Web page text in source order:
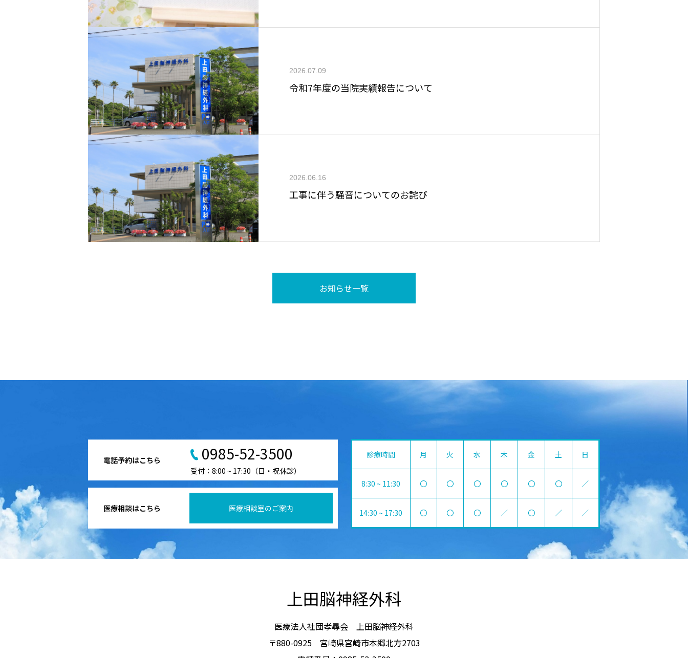
2026.07.09
令和7年度の当院実績報告について
2026.06.16
工事に伴う騒音についてのお詫び
お知らせ一覧
医療相談はこちら 医療相談室のご案内
電話予約はこちら 0985-52-3500
受付：8:00 ~ 17:30（日・祝休診）
診療時間 月 火 水 木 金 土 日
8:30 ~ 11:30 〇 〇 〇 〇 〇 〇 ／
14:30 ~ 17:30 〇 〇 〇 ／ 〇 ／ ／
上田脳神経外科
医療法人社団孝尋会 上田脳神経外科
〒880-0925 宮崎県宮崎市本郷北方2703